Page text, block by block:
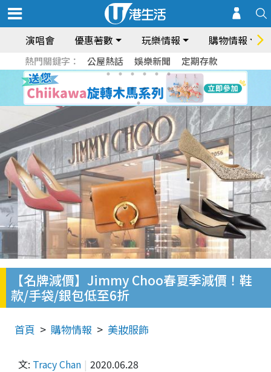
演唱會 優惠著數 玩樂情報 購物情報
熱門關鍵字： 公屋熱話 娛樂新聞 定期存款
【名牌減價】Jimmy Choo春夏季減價！鞋
款/手袋/銀包低至6折
首頁 購物情報 美妝服飾
文: Tracy Chan 2020.06.28